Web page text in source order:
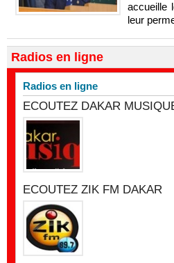
accueille
leur
Radios en ligne
Radios en ligne
ECOUTEZ DAKAR
ECOUTEZ ZIK FM DAKAR